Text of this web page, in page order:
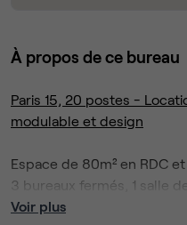
À propos de ce bureau
Paris 15, 20 postes -
modulable et design
Espace de 80m² en RDC
3 bureaux fermés, 1 salle
Ambiance design, déco
Voir plus